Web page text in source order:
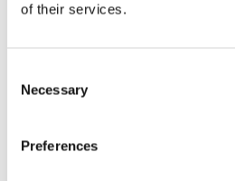
of their services.
Selection
Necessary
Preferences